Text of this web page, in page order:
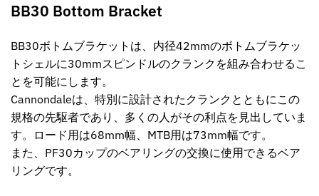
BB30 Bottom Bracket
BB30ボトムブラケットは、内径42mmのボトムブラケッ
トシェルに30mmスピンドルのクランクを組み合わせるこ
とを可能にします。
Cannondaleは、特別に設計されたクランクとともにこの
規格の先駆者であり、多くの人がその利点を見出していま
す。ロード用は68mm幅、MTB用は73mm幅です。
また、PF30カップのベアリングの交換に使用できるベア
リングです。